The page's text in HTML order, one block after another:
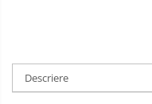
Rezolvare de Probleme
Descriere